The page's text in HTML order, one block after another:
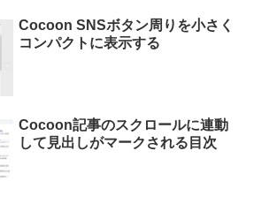
Cocoon SNSボタン周りを小さく
コンパクトに表示する
Cocoon記事のスクロールに連動
して見出しがマークされる目次